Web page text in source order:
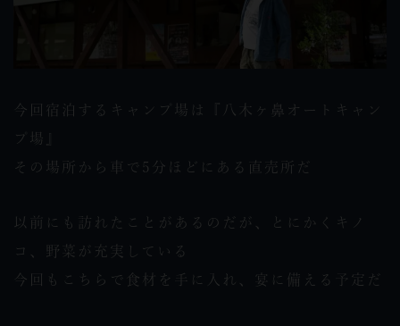
今回宿泊するキャンプ場は『八木ヶ鼻オートキャン
プ場』
その場所から車で5分ほどにある直売所だ
以前にも訪れたことがあるのだが、とにかくキノ
コ、野菜が充実している
今回もこちらで食材を手に入れ、宴に備える予定だ